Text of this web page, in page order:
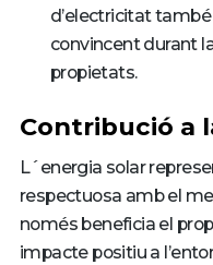
d’electricitat
convincent durant
propietats.
Contribució a
L´energia solar
respectuosa amb el
només beneficia el
impacte positiu a